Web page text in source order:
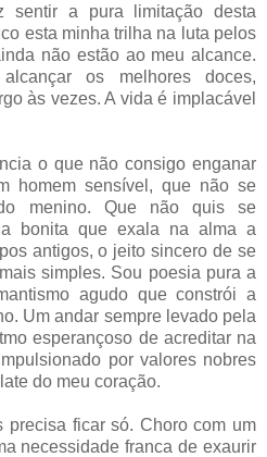
sentir a pura limitação desta
esta minha trilha na luta pelos
não estão ao meu alcance.
os melhores doces,
às vezes. A vida é implacável
o que não consigo enganar
homem sensível, que não se
menino. Que não quis se
bonita que exala na alma a
antigos, o jeito sincero de se
simples. Sou poesia pura a
agudo que constrói a
Um andar sempre levado pela
esperançoso de acreditar na
por valores nobres
do meu coração.
precisa ficar só. Choro com um
necessidade franca de exaurir